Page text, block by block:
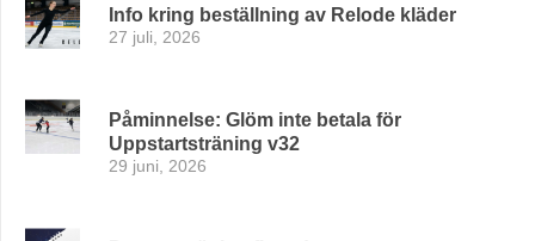
Info kring beställning av Relode kläder
27 juli, 2026
Påminnelse: Glöm inte betala för
Uppstartsträning v32
29 juni, 2026